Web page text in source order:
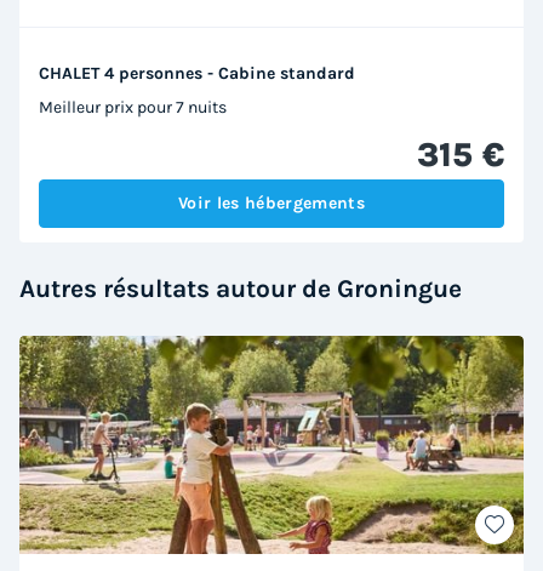
CHALET 4 personnes - Cabine standard
Meilleur prix pour 7 nuits
315 €
Voir les hébergements
Autres résultats autour de Groningue